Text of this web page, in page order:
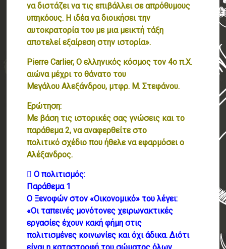
να διστάζει να τις επιβάλλει σε απρόθυμους
υπηκόους. Η ιδέα να διοικήσει την
αυτοκρατορία του με μια μεικτή τάξη
αποτελεί εξαίρεση στην ιστορία».
Pierre Carlier, Ο ελληνικός κόσμος τον 4ο π.Χ.
αιώνα μέχρι το θάνατο του
Μεγάλου Αλεξάνδρου, μτφρ. Μ. Στεφάνου.
Ερώτηση:
Με βάση τις ιστορικές σας γνώσεις και το
παράθεμα 2, να αναφερθείτε στο
πολιτικό σχέδιο που ήθελε να εφαρμόσει ο
Αλέξανδρος.
 Ο πολιτισμός:
Παράθεμα 1
Ο Ξενοφών στον «Οικονομικό» του λέγει:
«Οι ταπεινές μονότονες χειρωνακτικές
εργασίες έχουν κακή φήμη στις
πολιτισμένες κοινωνίες και όχι άδικα. Διότι
είναι η καταστροφή του σώματος όλων